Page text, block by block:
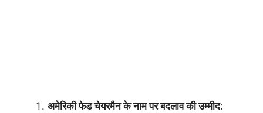
अमेरिकी फेड चेयरमैन के नाम पर बदलाव की उम्मीद: